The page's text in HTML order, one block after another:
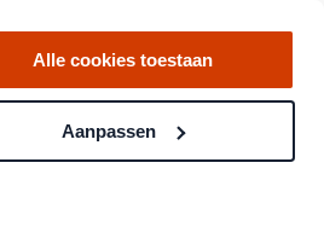
Alle cookies toestaan
Aanpassen